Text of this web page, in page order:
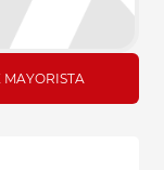
MAYORISTA